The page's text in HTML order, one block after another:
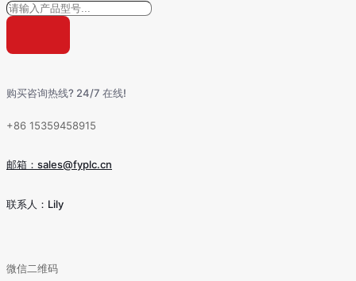
购买咨询热线? 24/7 在线!
+86 15359458915
邮箱：sales@fyplc.cn
联系人：Lily
微信二维码